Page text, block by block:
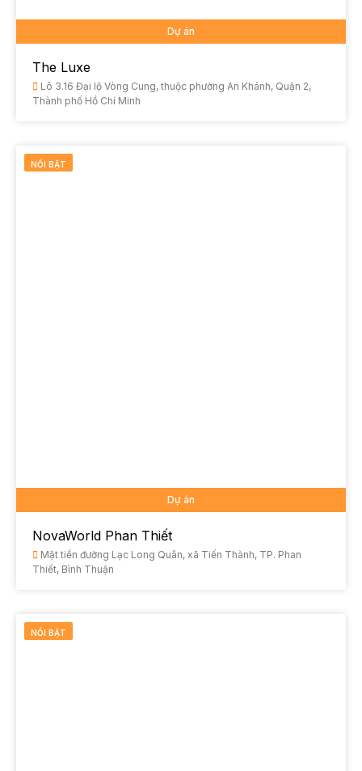
Dự án
The Luxe
Lô 3.16 Đại lộ Vòng Cung, thuộc phường An Khánh, Quận 2,
Thành phố Hồ Chí Minh
NỔI BẬT
Dự án
NovaWorld Phan Thiết
Mặt tiền đường Lạc Long Quân, xã Tiến Thành, TP. Phan
Thiết, Bình Thuận
NỔI BẬT